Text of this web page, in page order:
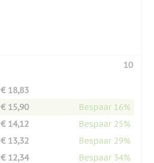
10
€ 18,83
€ 15,90
Bespaar 16%
€ 14,12
Bespaar 25%
€ 13,32
Bespaar 29%
€ 12,34
Bespaar 34%